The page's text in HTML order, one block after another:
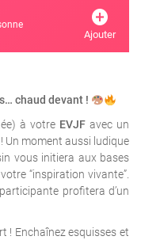
add_circle
Ajouter
chaud devant !
à votre EVJF avec un
! Un moment aussi ludique
vous initiera aux bases
“inspiration vivante”.
profitera d’un
! Enchaînez esquisses et